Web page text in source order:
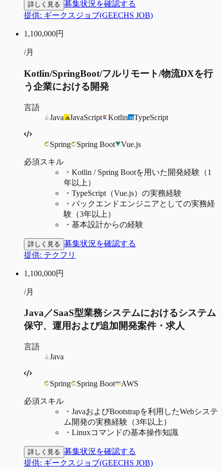
詳しく見る 募集状況を確認する
提供: ギークスジョブ(GEECHS JOB)
1,100,000円
/月
Kotlin/SpringBoot/フルリモート/物流DXを行
う企業における開発
言語
Java
JavaScript Kotlin TypeScript
Spring Spring Boot Vue.js
必須スキル
・ Kotlin / Spring Bootを用いた開発経験（1
年以上）
・ TypeScript（Vue.js）の実務経験
・ バックエンドエンジニアとしての実務経
験（3年以上）
・ 基本設計からの経験
詳しく見る 募集状況を確認する
提供: テクフリ
1,100,000円
/月
Java／SaaS型業務システムにおけるシステム
保守、運用および追加開発案件・求人
言語
Java
Spring Spring Boot AWS
必須スキル
・ JavaおよびBootstrapを利用したWebシステ
ム開発の実務経験（3年以上）
・ Linuxコマンドの基本操作知識
詳しく見る 募集状況を確認する
提供: ギークスジョブ(GEECHS JOB)